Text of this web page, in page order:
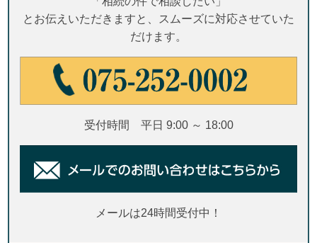
とお伝えいただきますと、スムーズに対応させていた
だけます。
受付時間 平日 9:00 ～ 18:00
メールは24時間受付中！